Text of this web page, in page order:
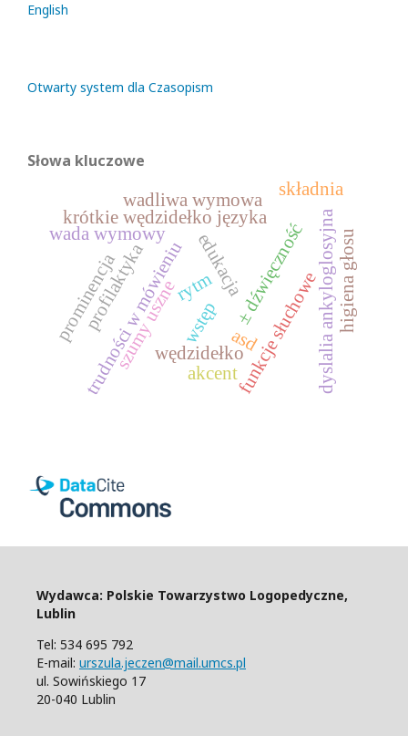
English
Otwarty system dla Czasopism
Słowa kluczowe
wstęp
edukacja
asd
funkcje słuchowe
trudności w mówieniu
krótkie wędzidełko języka
wada wymowy
wadliwa wymowa
dyslalia ankyloglosyjna
profilaktyka
wędzidełko
akcent
szumy uszne ± dźwięczność higiena głosu
rytm
prominencja
składnia
Wydawca: Polskie Towarzystwo Logopedyczne,
Lublin
Tel: 534 695 792
E-mail: urszula.jeczen@mail.umcs.pl
ul. Sowińskiego 17
20-040 Lublin